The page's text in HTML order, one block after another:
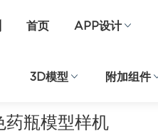
首页 APP设计
3D模型 附加组件
样机素材 包装样机 正文
药瓶模型样机